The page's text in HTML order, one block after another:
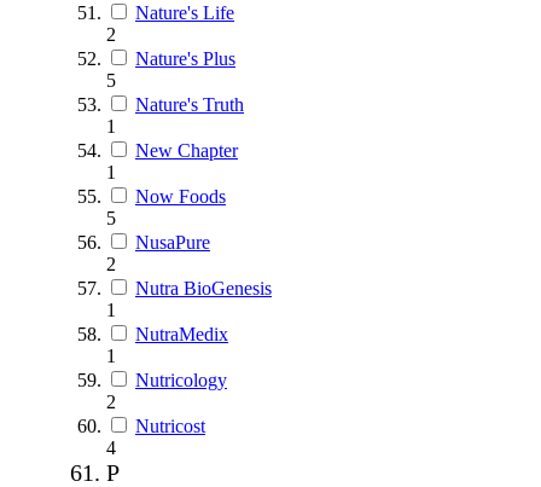
Nature's Life
2
Nature's Plus
5
Nature's Truth
1
New Chapter
1
Now Foods
5
NusaPure
2
Nutra BioGenesis
1
NutraMedix
1
Nutricology
2
Nutricost
4
P